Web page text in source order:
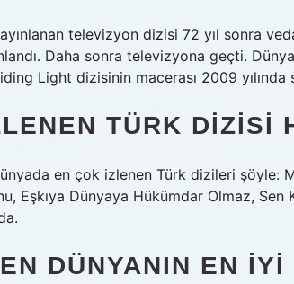
televizyon dizisi 72 yıl sonra
Daha sonra televizyona geçti.
Light dizisinin macerası 2009 yılında
TÜRK DIZISI
en çok izlenen Türk dizileri şöyle:
Eşkıya Dünyaya Hükümdar Olmaz, Sen
DÜNYANIN EN IYI